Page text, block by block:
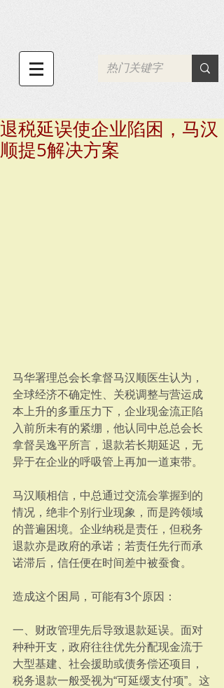
退税延误使企业陷困，马汉
顺提5解决方案
马华署理总会长拿督马汉顺医生认为，
全球经济不确定性、关税调整与营运成
本上升的多重压力下，企业现金流正陷
入前所未有的紧绷，他认同中总总会长
拿督吴逸平所言，退款若长期延迟，无
异于在企业的呼吸管上再加一道束带。
马汉顺相信，中总通过交流会掌握到的
情况，绝非个别行业现象，而是跨领域
的普遍困境。企业纳税是责任，但税务
退款亦是政府的承诺；若责任先行而承
诺滞后，信任便在时间差中被蚕食。
造成这个困局，可能有3个原因：
一、财政管理先后导致退款延误。面对
种种开支，政府往往优先分配现金流于
大型基建、社会援助或债务偿还项目，
税务退款一般受视为“可延缓支付项”。这